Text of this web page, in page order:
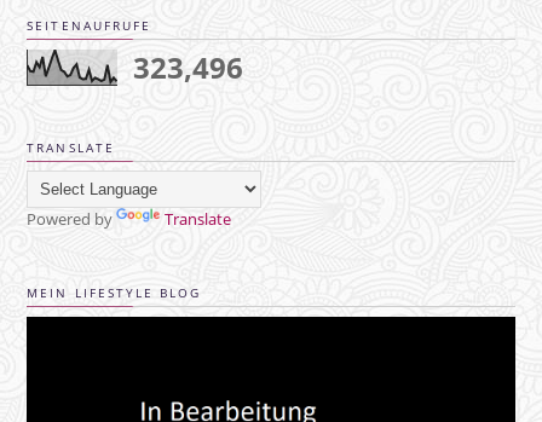
SEITENAUFRUFE
323,496
TRANSLATE
Powered by Translate
MEIN LIFESTYLE BLOG